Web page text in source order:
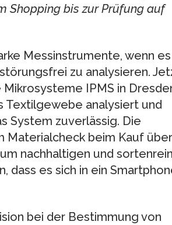
Shopping bis zur Prüfung auf
Messinstrumente, wenn es
zu analysieren.
IPMS in
Textilgewebe analysiert und
System zuverlässig. Die
beim Kauf
nachhaltigen und
dass es sich in ein
bei der Bestimmung von